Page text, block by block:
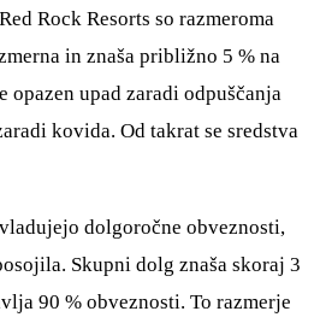
Rock Resorts so razmeroma
in znaša približno 5 % na
upad zaradi odpuščanja
kovida. Od takrat se sredstva
dolgoročne obveznosti,
Skupni dolg znaša skoraj 3
90 % obveznosti. To razmerje